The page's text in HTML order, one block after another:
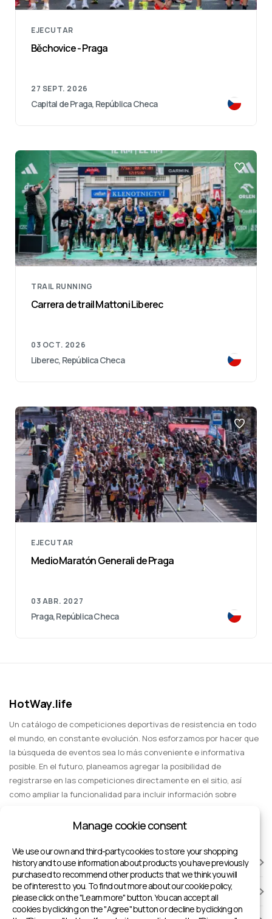
EJECUTAR
Běchovice - Praga
27 SEPT. 2026
Capital de Praga, República Checa
TRAIL RUNNING
Carrera de trail Mattoni Liberec
03 OCT. 2026
Liberec, República Checa
EJECUTAR
Medio Maratón Generali de Praga
03 ABR. 2027
Praga, República Checa
HotWay.life
Un catálogo de competiciones deportivas de resistencia en todo
el mundo, en constante evolución. Nos esforzamos por hacer que
la búsqueda de eventos sea lo más conveniente e informativa
posible. En el futuro, planeamos agregar la posibilidad de
registrarse en las competiciones directamente en el sitio, así
como ampliar la funcionalidad para incluir información sobre
CARRERAS
INSTALACIONES DEPORTIVAS
Manage cookie consent
We use our own and third-party cookies to store your shopping
history and to use information about products you have previously
purchased to recommend other products that we think you will
be of interest to you. To find out more about our cookie policy,
please click on the "Learn more" button. You can accept all
cookies by clicking on the "Agree" button or decline by clicking on